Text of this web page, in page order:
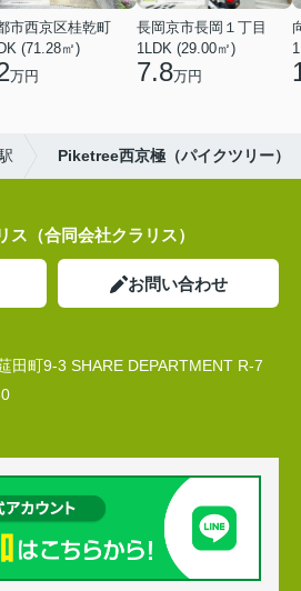
市西京区桂乾町
(71.28㎡)
万円
長岡京市長岡１丁目
1LDK (29.00㎡)
7.8万円
Piketree西京極（パイクツリー）
ス（合同会社クラリス）
お問い合わせ
田町9-3 SHARE DEPARTMENT R-7